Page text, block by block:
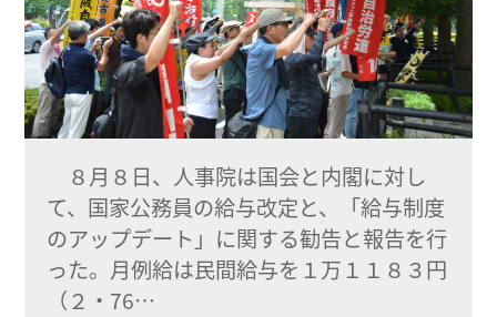
８月８日、人事院は国会と内閣に対し
て、国家公務員の給与改定と、「給与制度
のアップデート」に関する勧告と報告を行
った。月例給は民間給与を１万１１８３円
（２・76…